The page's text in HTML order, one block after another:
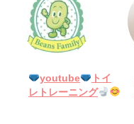
youtube
トイ
レトレーニング